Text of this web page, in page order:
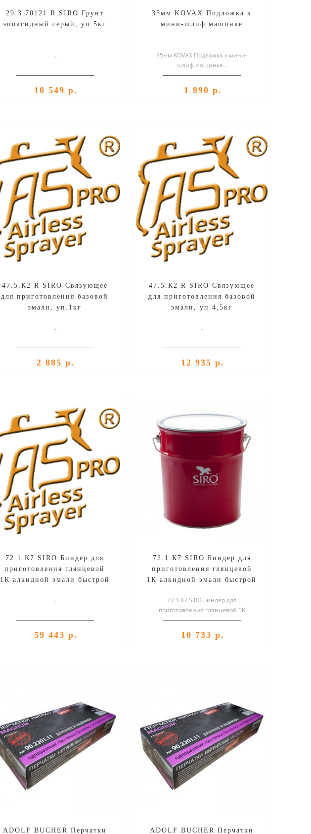
29.3.70121 R SIRO Грунт
эпоксидный серый, уп.5кг
..
10 549 р.
35мм KOVAX Подложка к
мини-шлиф.машинке
35мм KOVAX Подложка к мини-
шлиф.машинке...
1 890 р.
47.5.К2 R SIRO Связующее
для приготовления базовой
эмали, уп.1кг
..
2 885 р.
47.5.К2 R SIRO Связующее
для приготовления базовой
эмали, уп.4,5кг
..
12 935 р.
72.1.К7 SIRO Биндер для
приготовления глянцевой
1К алкидной эмали быстрой
..
59 443 р.
72.1.К7 SIRO Биндер для
приготовления глянцевой
1К алкидной эмали быстрой
72.1.К7 SIRO Биндер для
приготовления глянцевой 1К
алкидной эмали быстрой воздушной
10 733 р.
ADOLF BUCHER Перчатки ADOLF BUCHER Перчатки